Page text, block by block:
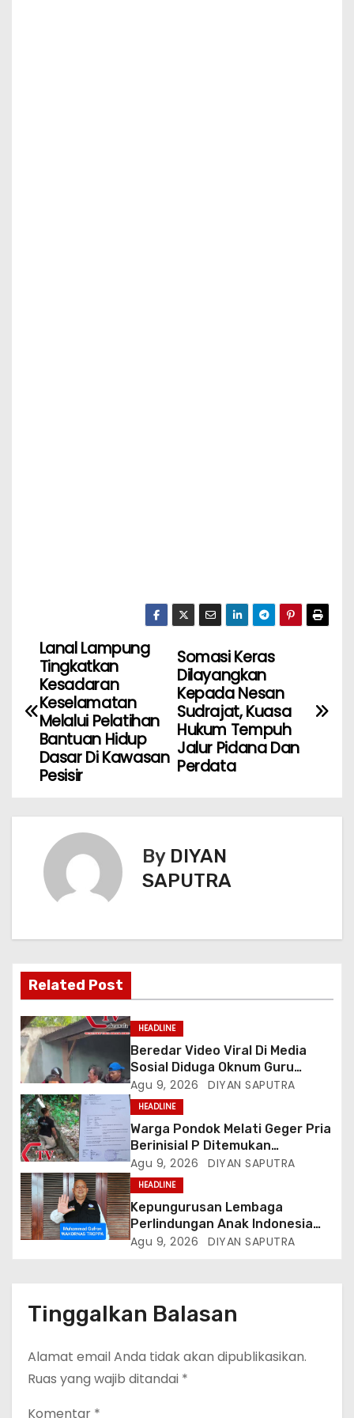
Somasi Keras
Dilayangkan
Kepada Nesan
Sudrajat, Kuasa
Hukum Tempuh
Jalur Pidana Dan
Perdata
Lanal Lampung
Tingkatkan
Kesadaran
Keselamatan
Melalui Pelatihan
Bantuan Hidup
Dasar Di Kawasan
Pesisir
By DIYAN
SAPUTRA
Related Post
HEADLINE
Beredar Video Viral Di Media
Sosial Diduga Oknum Guru
Menampar Murid Di Halaman
Parkir Sekolah
Agu 9, 2026 DIYAN SAPUTRA
HEADLINE
Warga Pondok Melati Geger Pria
Berinisial P Ditemukan
Meninggal Diduga Akibat
Tekanan Hutang
Agu 9, 2026 DIYAN SAPUTRA
HEADLINE
Kepungurusan Lembaga
Perlindungan Anak Indonesia
(LPAI) Periode 2026-2031
(Wakornas TRCPPA) Muhammad
Gufron Mengapresiasi Dan Beri
Agu 9, 2026 DIYAN SAPUTRA
Tinggalkan Balasan
Alamat email Anda tidak akan dipublikasikan.
Ruas yang wajib ditandai *
Komentar *